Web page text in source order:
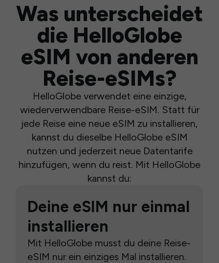
Was unterscheidet
die HelloGlobe
eSIM von anderen
Reise-eSIMs?
HelloGlobe verwendet eine einzige,
wiederverwendbare Reise-eSIM. Statt für
jede Reise eine neue eSIM zu installieren,
kannst du dieselbe HelloGlobe eSIM
nutzen und jederzeit neue Datentarife
hinzufügen, wenn du reist. Mit HelloGlobe
kannst du:
Deine eSIM nur einmal
installieren
Mit HelloGlobe musst du deine Reise-
eSIM nur ein einziges Mal installieren.